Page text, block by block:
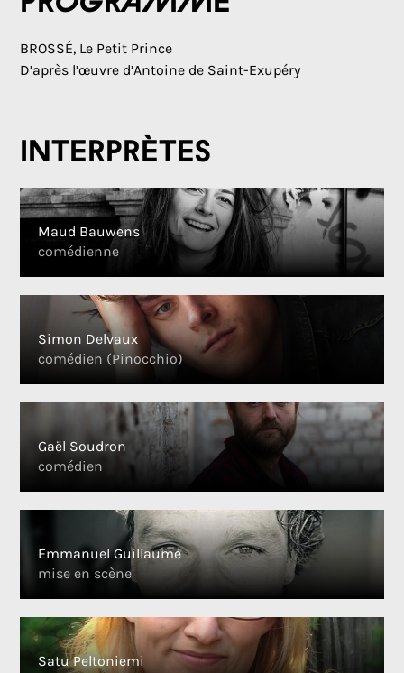
BROSSÉ, Le Petit Prince
D’après l’œuvre d’Antoine de Saint-Exupéry
Interprètes
Maud Bauwens
comédienne
Simon Delvaux
comédien (Pinocchio)
Gaël Soudron
comédien
Emmanuel Guillaume
mise en scène
Satu Peltoniemi